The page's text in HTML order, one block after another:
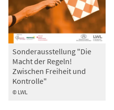
© LWL
Sonderausstellung "Die
Macht der Regeln!
Zwischen Freiheit und
Kontrolle"